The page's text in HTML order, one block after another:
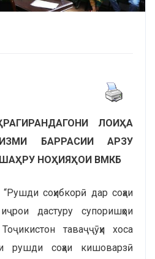
ЛОИҲА
БАРРАСИИ АРЗУ
НОҲИЯҲОИ ВМКБ
соҳибкорӣ дар соҳаи
дастуру супоришҳои
таваҷҷӯҳи хоса
рушди соҳаи кишоварзӣ